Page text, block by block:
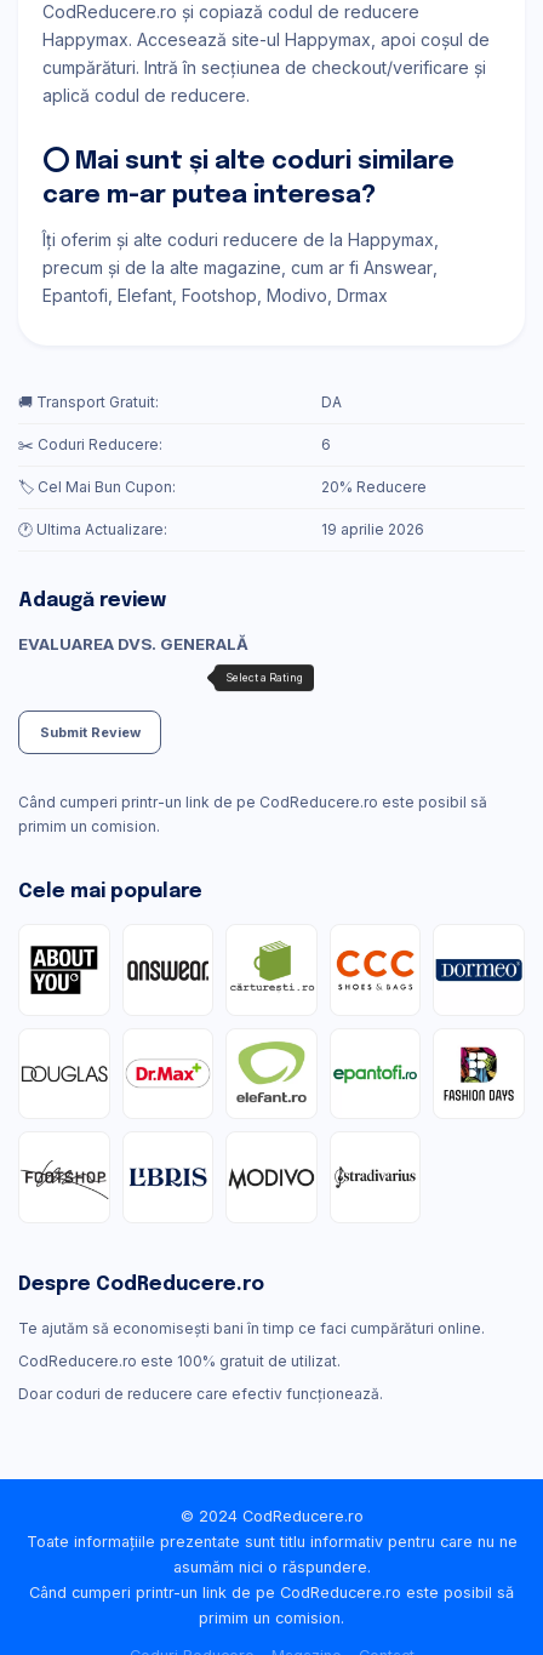
CodReducere.ro și copiază codul de reducere
Happymax. Accesează site-ul Happymax, apoi coșul de
cumpărături. Intră în secțiunea de checkout/verificare și
aplică codul de reducere.
⭕ Mai sunt și alte coduri similare
care m-ar putea interesa?
Îți oferim și alte coduri reducere de la Happymax,
precum și de la alte magazine, cum ar fi Answear
Epantofi Elefant Footshop Modivo Drmax
🚚 Transport Gratuit: DA
✂️ Coduri Reducere: 6
🏷️ Cel Mai Bun Cupon: 20% Reducere
🕐 Ultima Actualizare: 19 aprilie 2026
Adaugă review
EVALUAREA DVS. GENERALĂ
Submit Review
Când cumperi printr-un link de pe CodReducere.ro este posibil să
primim un comision.
Cele mai populare
Despre CodReducere.ro
Te ajutăm să economisești bani în timp ce faci cumpărături online.
CodReducere.ro este 100% gratuit de utilizat.
Doar coduri de reducere care efectiv funcţionează.
© 2024 CodReducere.ro
Toate informațiile prezentate sunt titlu informativ pentru care nu ne
asumăm nici o răspundere.
Când cumperi printr-un link de pe CodReducere.ro este posibil să
primim un comision.